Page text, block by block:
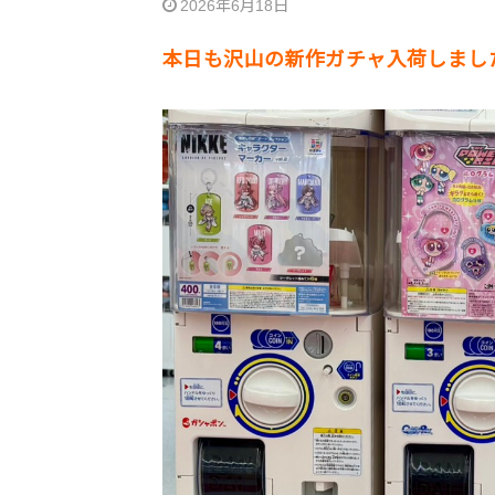
2026年6月18日
本日も沢山の新作ガチャ入荷しまし